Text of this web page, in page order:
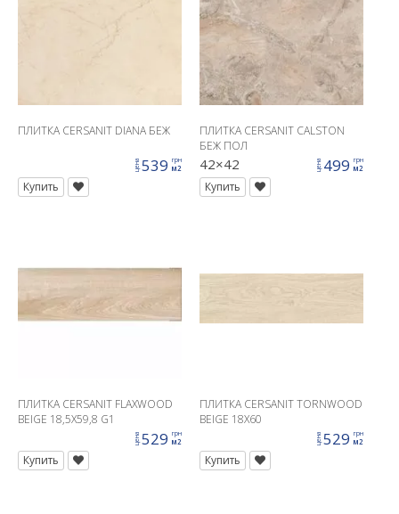
ПЛИТКА CERSANIT DIANA БЕЖ
цена 539 грн
м2
Купить
ПЛИТКА CERSANIT CALSTON
БЕЖ ПОЛ
42×42 цена 499 грн
м2
Купить
ПЛИТКА CERSANIT FLAXWOOD
BEIGE 18,5X59,8 G1
цена 529 грн
м2
Купить
ПЛИТКА CERSANIT TORNWOOD
BEIGE 18X60
цена 529 грн
м2
Купить